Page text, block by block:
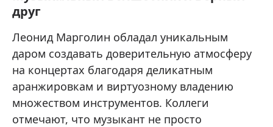
друг
Леонид Марголин обладал уникальным
даром создавать доверительную атмосферу
на концертах благодаря деликатным
аранжировкам и виртуозному владению
множеством инструментов. Коллеги
отмечают, что музыкант не просто